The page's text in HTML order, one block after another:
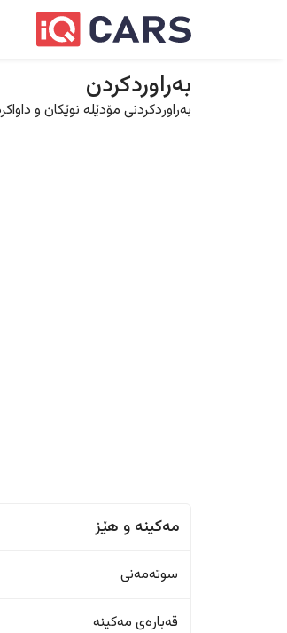
بەراوردکردن
بەراوردکردنی مۆدێلە نوێکان و
مەکینە و هێز
سوتەمەنی
قەبارەی مەکینە